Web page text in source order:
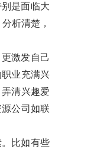
是面临大
析清楚，
激发自己
业充满兴
清兴趣爱
公司如联
比如有些